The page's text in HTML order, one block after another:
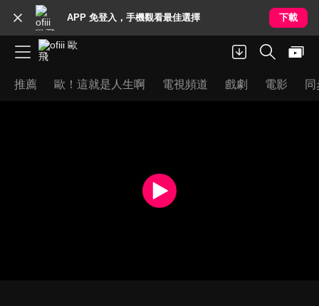
APP 免登入，手機觀看最佳選擇 下載
推薦 歐！這就是人生啊 電視頻道 戲劇 電影